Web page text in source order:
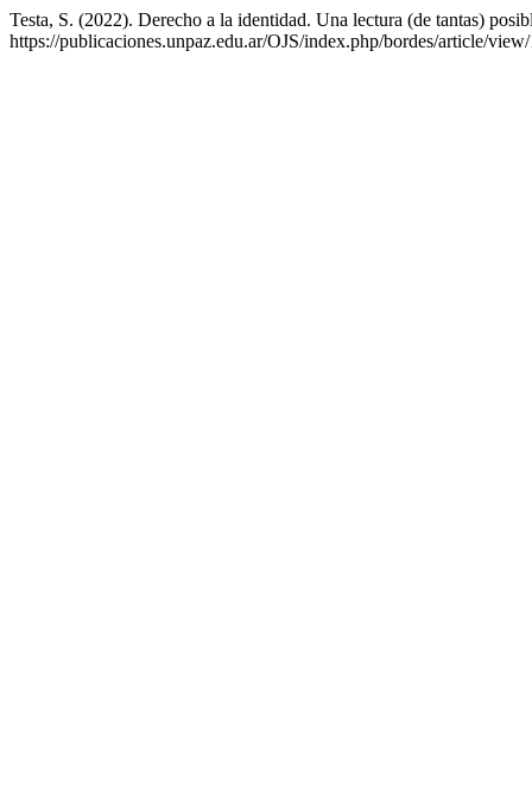
Testa, S. (2022). Derecho a la identidad. Una lectura (de tantas)
https://publicaciones.unpaz.edu.ar/OJS/index.php/bordes/article/